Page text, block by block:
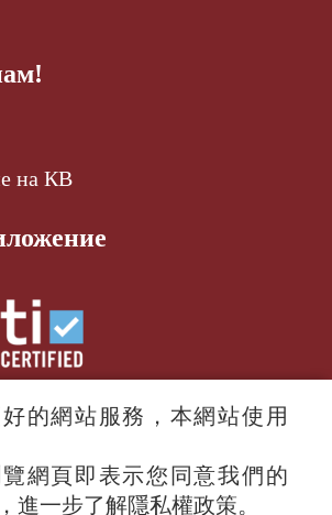
на КВ
(Radio Taiwan International).
All rights reserved.
的網站服務，本網站使用
網頁即表示您同意我們的
進一步了解隱私權政策。